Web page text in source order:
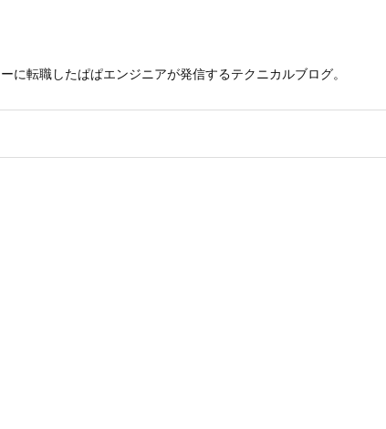
転職したぱぱエンジニアが発信するテクニカルブログ。